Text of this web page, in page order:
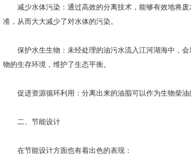
减少水体污染：通过高效的分离技术，能够有效地将废
准，从而大大减少了对水体的污染。
保护水生生物：未经处理的油污水流入江河湖海中，会
物的生存环境，维护了生态平衡。
促进资源循环利用：分离出来的油脂可以作为生物柴油
二、节能设计
在节能设计方面也有着出色的表现：